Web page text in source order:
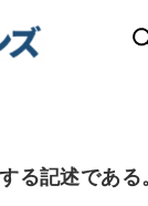
る記述である